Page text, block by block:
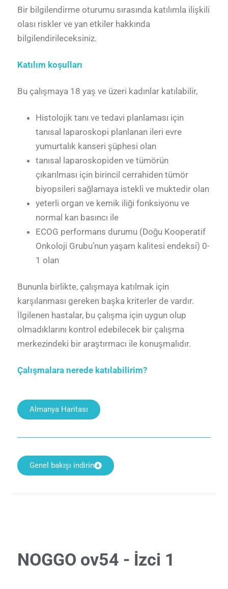
Bir bilgilendirme oturumu sırasında katılımla ilişkili
olası riskler ve yan etkiler hakkında
bilgilendirileceksiniz.
Katılım koşulları
Bu çalışmaya 18 yaş ve üzeri kadınlar katılabilir,
Histolojik tanı ve tedavi planlaması için
tanısal laparoskopi planlanan ileri evre
yumurtalık kanseri şüphesi olan
tanısal laparoskopiden ve tümörün
çıkarılması için birincil cerrahiden tümör
biyopsileri sağlamaya istekli ve muktedir olan
yeterli organ ve kemik iliği fonksiyonu ve
normal kan basıncı ile
ECOG performans durumu (Doğu Kooperatif
Onkoloji Grubu’nun yaşam kalitesi endeksi) 0-
1 olan
Bununla birlikte, çalışmaya katılmak için
karşılanması gereken başka kriterler de vardır.
İlgilenen hastalar, bu çalışma için uygun olup
olmadıklarını kontrol edebilecek bir çalışma
merkezindeki bir araştırmacı ile konuşmalıdır.
Çalışmalara nerede katılabilirim?
Almanya Haritası
Genel bakışı indirin
NOGGO ov54 - İzci 1